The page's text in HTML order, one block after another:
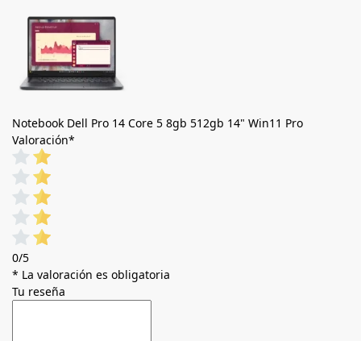
Notebook Dell Pro 14 Core 5 8gb 512gb 14" Win11 Pro
Valoración*
0/5
* La valoración es obligatoria
Tu reseña